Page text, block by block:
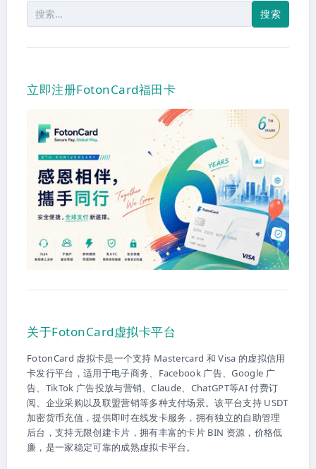
索：
立即注册FotonCard福田卡
关于FotonCard虚拟卡平台
FotonCard 虚拟卡是一个支持 Mastercard 和 Visa 的虚拟信用
卡发行平台，适用于电子商务、Facebook 广告、Google 广
告、TikTok 广告投放与营销、Claude、ChatGPT等AI 付费订
阅、企业采购以及联盟营销等多种支付场景。该平台支持 USDT
加密货币充值，提供即时在线发卡服务，拥有独立的自助管理
后台，支持无限创建卡片，拥有丰富的卡片 BIN 资源，价格低
廉，是一家稳定可靠的成熟虚拟卡平台。